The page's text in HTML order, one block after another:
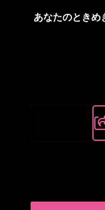
あなたのときめ